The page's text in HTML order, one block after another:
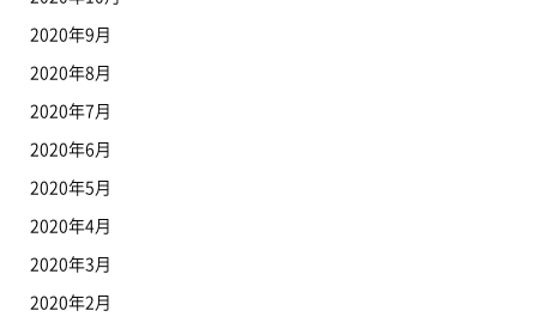
2020年9月
2020年8月
2020年7月
2020年6月
2020年5月
2020年4月
2020年3月
2020年2月